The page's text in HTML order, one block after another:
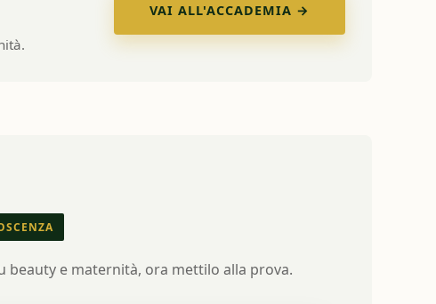
VAI ALL'ACCADEMIA →
beauty e maternità, ora mettilo alla prova.